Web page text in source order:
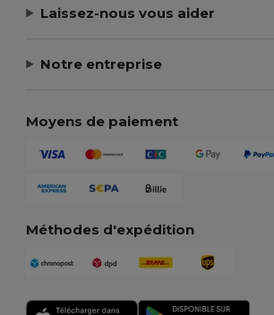
Laissez-nous vous aider
Notre entreprise
Moyens de paiement
Méthodes d'expédition